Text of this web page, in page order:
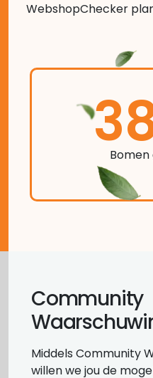
WebshopChecker
Community
Middels Community
willen we jou de